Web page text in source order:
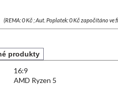
(REMA: 0 Kč ; Aut. Poplatek: 0 Kč započítáno
produkty
16:9
AMD Ryzen 5